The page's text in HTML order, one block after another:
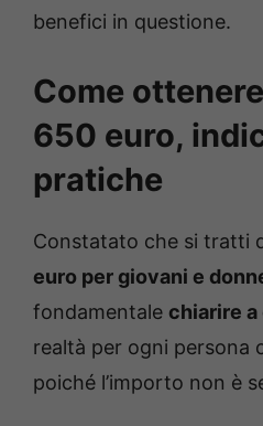
benefici in questione.
Come
650 euro,
pratiche
Constatato che si tratti
euro per giovani e
fondamentale chiarire a
realtà per ogni persona
poiché l’importo non è